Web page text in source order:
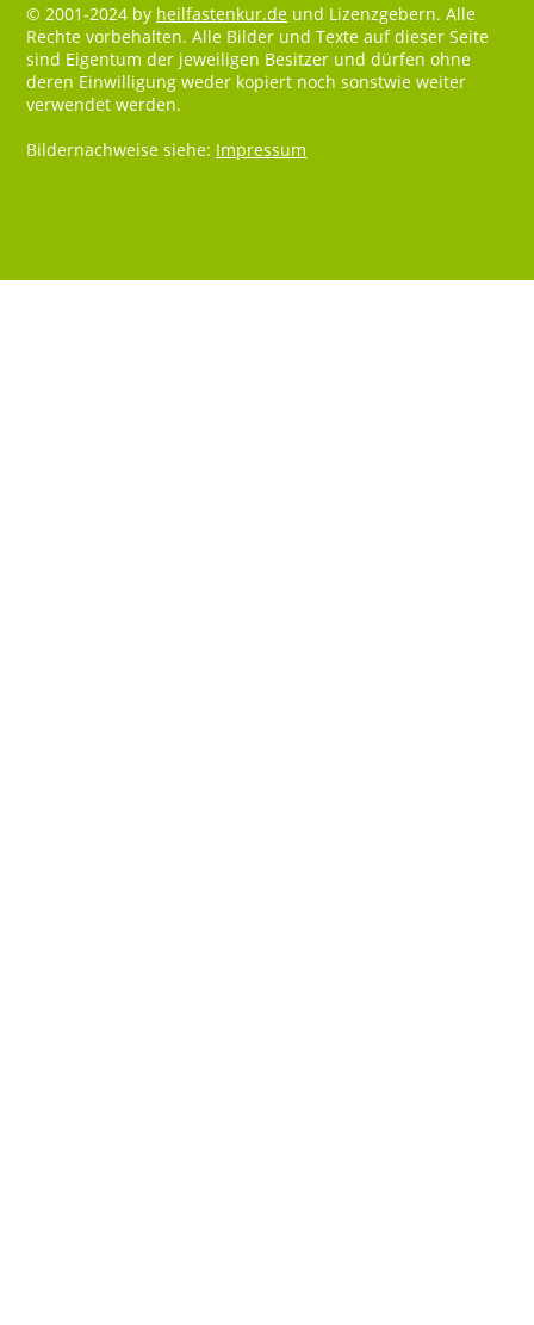
© 2001-2024 by heilfastenkur.de und Lizenzgebern. Alle
Rechte vorbehalten. Alle Bilder und Texte auf dieser Seite
sind Eigentum der jeweiligen Besitzer und dürfen ohne
deren Einwilligung weder kopiert noch sonstwie weiter
verwendet werden.
Bildernachweise siehe: Impressum